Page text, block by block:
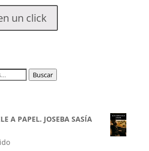
un click
Buscar
A PAPEL. JOSEBA SASÍA